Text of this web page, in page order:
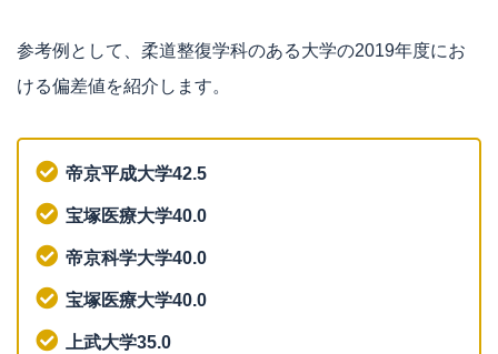
参考例として、柔道整復学科のある大学の2019年度にお
ける偏差値を紹介します。
帝京平成大学42.5
宝塚医療大学40.0
帝京科学大学40.0
宝塚医療大学40.0
上武大学35.0